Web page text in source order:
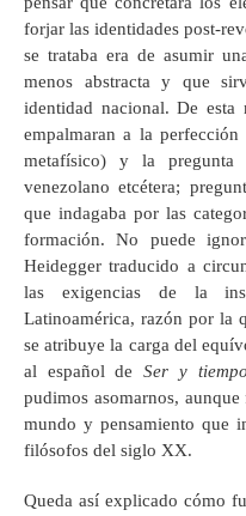
forjar las identidades post-
se trataba era de asumir
menos abstracta y que
identidad nacional. De esta
empalmaran a la
metafísico) y la pregunta
venezolano etcétera;
que indagaba por las
formación. No puede
Heidegger traducido a
las exigencias de la
Latinoamérica, razón por la
se atribuye la carga del
al español deSer y tiempo
pudimos asomarnos,
mundo y pensamiento que
filósofos del siglo XX.
Queda así explicado cómo